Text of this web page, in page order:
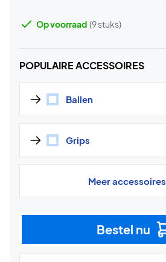
Op voorraad (9 stuks)
POPULAIRE ACCESSOIRES
Ballen
Grips
Meer accessoires
Bestel nu